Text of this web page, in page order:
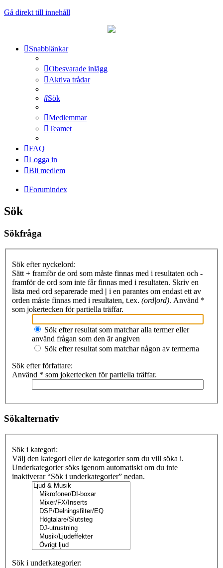
Gå direkt till innehåll
Snabblänkar
Obesvarade inlägg
Aktiva trådar
Sök
Medlemmar
Teamet
FAQ
Logga in
Bli medlem
Forumindex
Sök
Sökfråga
Sök efter nyckelord:
Sätt + framför de ord som måste finnas med i resultaten och -
framför de ord som inte får finnas med i resultaten. Skriv en
lista med ord separerade med | i en parantes om endast ett av
orden måste finnas med i resultaten, t.ex. (ord|ord). Använd *
som jokertecken för partiella träffar.
Sök efter resultat som matchar alla termer eller
använd frågan som den är angiven
Sök efter resultat som matchar någon av termerna
Sök efter författare:
Använd * som jokertecken för partiella träffar.
Sökalternativ
Sök i kategori:
Välj den kategori eller de kategorier som du vill söka i.
Underkategorier söks igenom automatiskt om du inte
inaktiverar “Sök i underkategorier” nedan.
Sök i underkategorier: